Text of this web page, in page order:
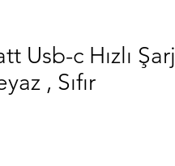
Usb-c Hızlı Şarj
, Sıfır